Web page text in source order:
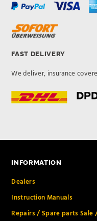
FAST DELIVERY
We deliver, insurance
INFORMATION
Dealers
Instruction Manuals
Repairs / Spare parts